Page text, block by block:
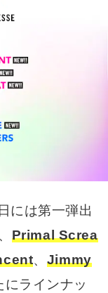
には第一弾出
、 Primal Screa
、 Jimmy
ラインナッ